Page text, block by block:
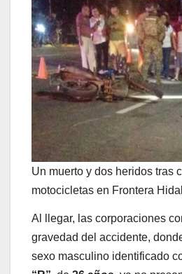
Un muerto y dos heridos tras
motocicletas en Frontera
Al llegar, las corporaciones
gravedad del accidente,
sexo masculino identificado